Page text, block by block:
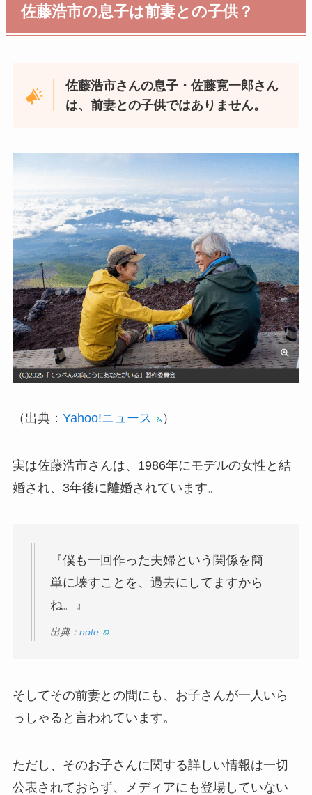
佐藤浩市の息子は前妻との子供？
佐藤浩市さんの息子・佐藤寛一郎さん
は、前妻との子供ではありません。
（出典： Yahoo!ニュース ）
実は佐藤浩市さんは、1986年にモデルの女性と結
婚され、3年後に離婚されています。
『僕も一回作った夫婦という関係を簡
単に壊すことを、過去にしてますから
ね。』
出典： note
そしてその前妻との間にも、お子さんが一人いら
っしゃると言われています。
ただし、そのお子さんに関する詳しい情報は一切
公表されておらず、メディアにも登場していない